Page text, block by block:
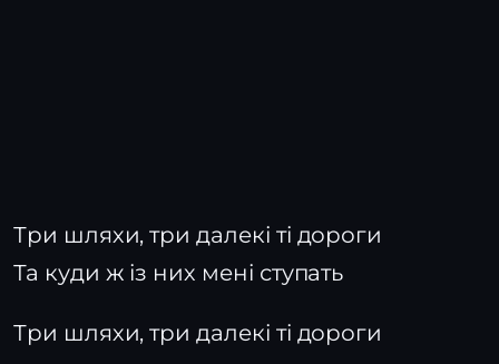
Три шляхи, три далекі ті дороги
Та куди ж із них мені ступать
Три шляхи, три далекі ті дороги